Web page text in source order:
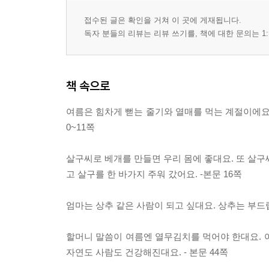
접수된 글은 확인을 거쳐 이 곳에 게재됩니다.
독자 분들의 리뷰는 리뷰 쓰기를, 책에 대한 문의는
책 속으로
여름은 힘차게 뻗는 줄기와 열매를 먹는 계절이에
0~11쪽
살구씨로 베개를 만들면 우리 몸에 좋대요. 또 살
고 살구를 한 바가지 주워 갔어요. -본문 16쪽
엄마는 상추 같은 사람이 되고 싶대요. 상추는 부
할머니 말씀이 여름엔 열무김치를 먹어야 한대요.
자연도 사람도 건강해진대요. - 본문 44쪽